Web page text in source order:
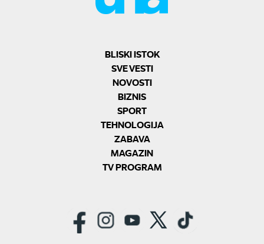
BLISKI ISTOK
SVE VESTI
NOVOSTI
BIZNIS
SPORT
TEHNOLOGIJA
ZABAVA
MAGAZIN
TV PROGRAM